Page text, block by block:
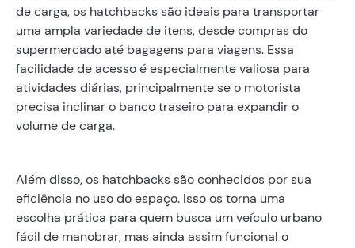
de carga, os hatchbacks são ideais para transportar
uma ampla variedade de itens, desde compras do
supermercado até bagagens para viagens. Essa
facilidade de acesso é especialmente valiosa para
atividades diárias, principalmente se o motorista
precisa inclinar o banco traseiro para expandir o
volume de carga.
Além disso, os hatchbacks são conhecidos por sua
eficiência no uso do espaço. Isso os torna uma
escolha prática para quem busca um veículo urbano
fácil de manobrar, mas ainda assim funcional o